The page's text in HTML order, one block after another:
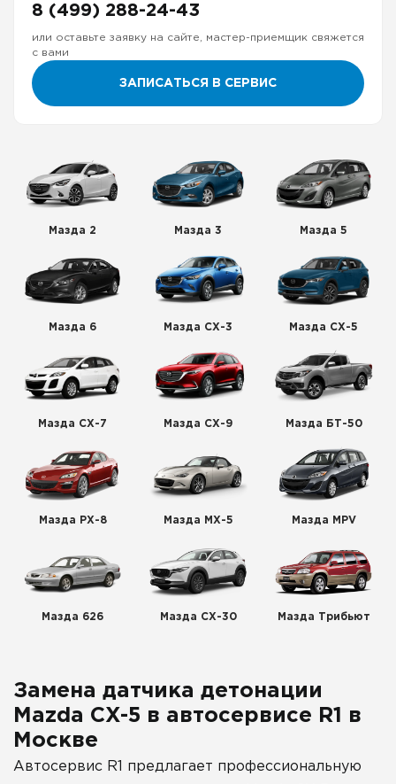
8 (499) 288-24-43
или оставьте заявку на сайте, мастер-приемщик свяжется
с вами
ЗАПИСАТЬСЯ В СЕРВИС
Мазда 2 Мазда 3 Мазда 5
Мазда 6 Мазда СХ-3 Мазда СХ-5
Мазда СХ-7 Мазда СХ-9 Мазда БТ-50
Мазда РХ-8 Мазда МХ-5 Мазда MPV
Мазда 626 Мазда СХ-30 Мазда Трибьют
Замена датчика детонации
Mazda CX-5 в автосервисе R1 в
Москве
Автосервис R1 предлагает профессиональную